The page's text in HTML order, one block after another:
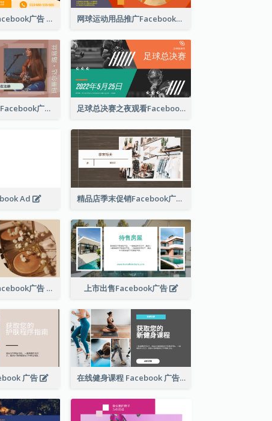
户外瑜伽课程Facebook广告 网球运动用品推广Facebook广告
独立音乐演唱会Facebook广告 足球总决赛之夜观看Facebook广告
Ad 精品店季末促销Facebook广告
美容产品销售Facebook广告 上市出售Facebook广告
广告 在线健身课程 Facebook 广告